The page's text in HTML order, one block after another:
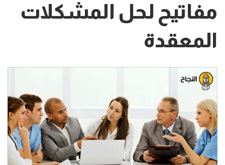
مفاتيح لحل المشكلات
المعقدة